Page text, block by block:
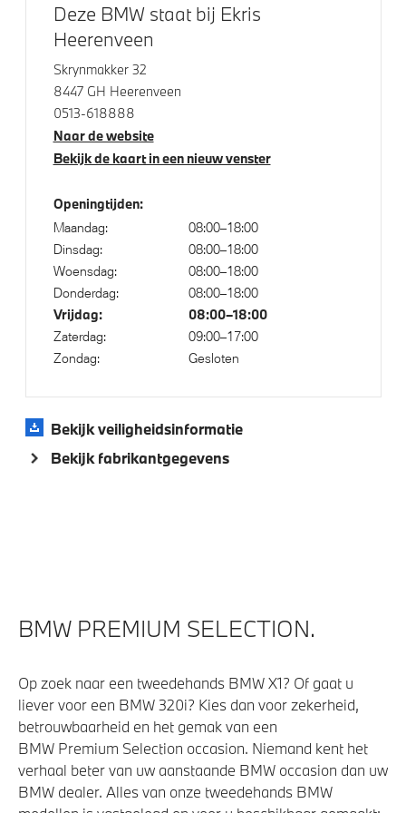
Alarmsysteem klasse 3 (VbV/SCM)
Parkeer assistent
Parking Assistant
Regensensor
Aandrijving en onderstel
M Sportonderstel
Anti blokkeer systeem
Voorbereiding Driving Assistance
Elektronisch Stabiliteits Programma
Deze BMW staat bij Ekris
Heerenveen
Skrynmakker 32
8447 GH Heerenveen
0513-618888
Naar de website
Bekijk de kaart in een nieuw venster
Openingtijden:
Maandag:
08:00–18:00
Dinsdag:
08:00–18:00
Woensdag:
08:00–18:00
Donderdag:
08:00–18:00
Vrijdag: 08:00–18:00
Zaterdag:
09:00–17:00
Zondag:
Gesloten
Bekijk veiligheidsinformatie
Bekijk fabrikantgegevens
BMW PREMIUM SELECTION.
Op zoek naar een tweedehands BMW X1? Of gaat u
liever voor een BMW 320i? Kies dan voor zekerheid,
betrouwbaarheid en het gemak van een
BMW Premium Selection occasion. Niemand kent het
verhaal beter van uw aanstaande BMW occasion dan uw
BMW dealer. Alles van onze tweedehands BMW